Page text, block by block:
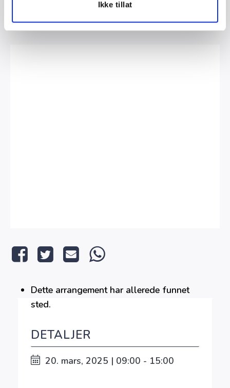
Ikke tillat
Dette arrangement har allerede funnet
sted.
DETALJER
20. mars, 2025 | 09:00 - 15:00